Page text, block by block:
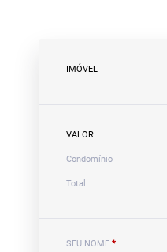
IMÓVEL
VALOR
Condomínio
Total
SEU NOME *